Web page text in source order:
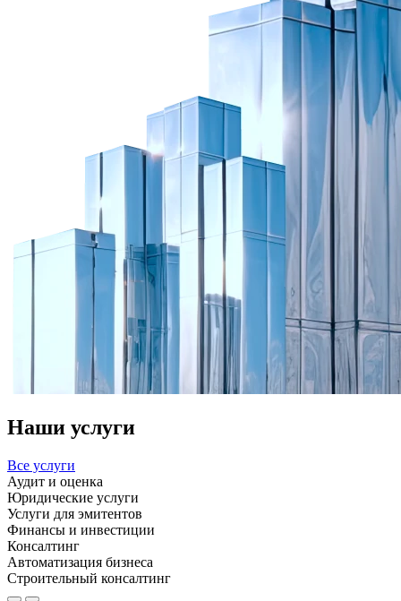
Наши услуги
Все услуги
Аудит и оценка
Юридические услуги
Услуги для эмитентов
Финансы и инвестиции
Консалтинг
Автоматизация бизнеса
Строительный консалтинг